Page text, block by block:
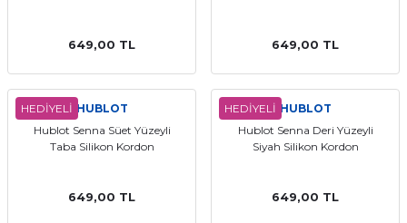
649,00 TL 649,00 TL
HEDİYELİ HUBLOT
Hublot Senna Süet Yüzeyli
Taba Silikon Kordon
649,00 TL
HEDİYELİ HUBLOT
Hublot Senna Deri Yüzeyli
Siyah Silikon Kordon
649,00 TL